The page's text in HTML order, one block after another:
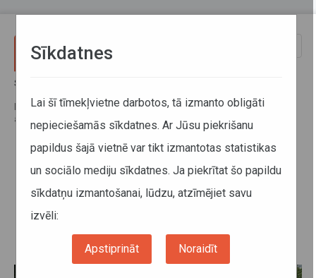
Sākums
lielākais pieprasījums bija pēc Krievijas, Baltkrievijas un Kazahstānas
atļaujām
Pērn palielinājies autopārvadātāju
un transportlīdzekļu skaits;
lielākais pieprasījums bija pēc
Krievijas, Baltkrievijas un
Kazahstānas atļaujām
Sīkdatnes
Lai šī tīmekļvietne darbotos, tā izmanto obligāti
nepieciešamās sīkdatnes. Ar Jūsu piekrišanu
papildus šajā vietnē var tikt izmantotas statistikas
un sociālo mediju sīkdatnes. Ja piekrītat šo papildu
sīkdatņu izmantošanai, lūdzu, atzīmējiet savu
izvēli:
Apstiprināt Noraidīt